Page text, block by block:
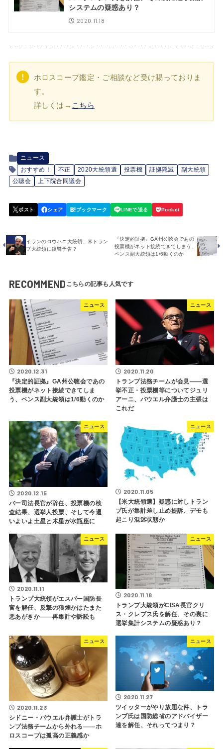
システムの疑惑あり？
2020.11.18
ホロスコープ鑑定・ご相談など受け賜っておりま
す。
詳しくは→ こちら
ニュース
おすすめ！
不正 2020大統領選 投票機 証拠隠滅
副大統領
公聴会
上下院合同議会
イランのロウハニ大統領、米トラン
プ大統領に復讐予告？
『決定的証拠』GA州公聴会であの
投票機がネット接続できてしまう、
ペンス副大統領は1/6動くのか
RECOMMEND
ニュース
2020.12.31
『決定的証拠』GA州公聴会であの
投票機がネット接続できてしま
う、ペンス副大統領は1/6動くのか
ニュース
2020.11.20
トランプ法務チームが会見――選
挙不正・投票機等についてジュリ
アーニ、パウエル弁護士の主張は
これだ
ニュース
2020.12.15
バー司法長官が辞任、投票機の検
査結果、選挙人投票、そして今週
いよいよ土星と木星が水瓶座に
ニュース
2020.11.05
【米大統領選】疑惑に対しトラン
プ氏が集計差し止め提訴、デモも
起こり混迷状態か
ニュース
2020.11.11
トランプ大統領がエスパー国防長
官を解任、反撃の狼煙かはたまた
悪あがきか――再集計や訴訟も
ニュース
2020.11.18
トランプ大統領がCISA長官クリ
ス・クレブス氏を解任、その裏に
選挙集計システムの疑惑あり？
ニュース
2020.11.23
シドニー・パウエル弁護士がトラ
ンプ法務チームから外れる――ホ
ロスコープは孤高の正義感か
ニュース
2020.11.27
ツイッターがやり放題な件、トラ
ンプ氏は国防総省のアドバイザー
達を解任、それってつまり？